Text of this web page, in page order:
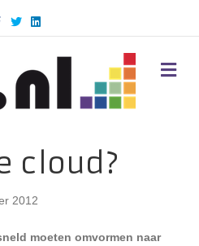
T
w
i
n
d
M
E
cloud?
2012
moeten omvormen naar